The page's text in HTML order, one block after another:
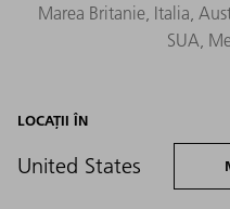
Marea Britanie, Italia,
SUA,
LOCAȚII ÎN
United States